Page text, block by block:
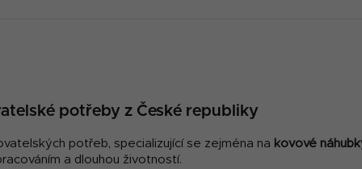
potřeby z České republiky
potřeb, specializující se zejména na kovové
a dlouhou životností.